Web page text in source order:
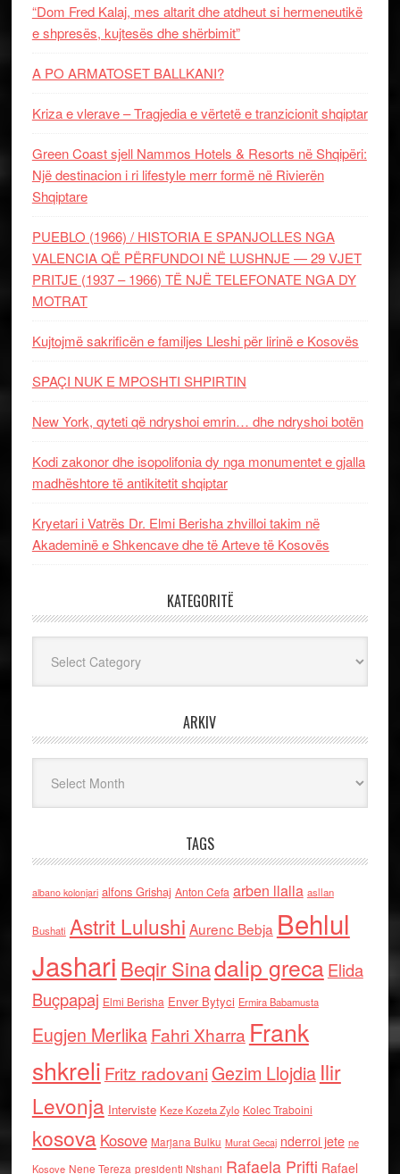
“Dom Fred Kalaj, mes altarit dhe atdheut si hermeneutikë
e shpresës, kujtesës dhe shërbimit”
A PO ARMATOSET BALLKANI?
Kriza e vlerave – Tragjedia e vërtetë e tranzicionit shqiptar
Green Coast sjell Nammos Hotels & Resorts në Shqipëri:
Një destinacion i ri lifestyle merr formë në Rivierën
Shqiptare
PUEBLO (1966) / HISTORIA E SPANJOLLES NGA
VALENCIA QË PËRFUNDOI NË LUSHNJE — 29 VJET
PRITJE (1937 – 1966) TË NJË TELEFONATE NGA DY
MOTRAT
Kujtojmë sakrificën e familjes Lleshi për lirinë e Kosovës
SPAÇI NUK E MPOSHTI SHPIRTIN
New York, qyteti që ndryshoi emrin… dhe ndryshoi botën
Kodi zakonor dhe isopolifonia dy nga monumentet e gjalla
madhështore të antikitetit shqiptar
Kryetari i Vatrës Dr. Elmi Berisha zhvilloi takim në
Akademinë e Shkencave dhe të Arteve të Kosovës
KATEGORITË
ARKIV
TAGS
albano kolonjari alfons Grishaj Anton Cefa arben llalla asllan
Bushati Astrit Lulushi Aurenc Bebja Behlul
Jashari Beqir Sinadalip grecaElida
Buçpapaj Elmi Berisha Enver Bytyci Ermira Babamusta
Eugjen MerlikaFahri Xharra Frank
shkreli Fritz radovaniGezim Llojdia Ilir
Levonja Interviste Keze Kozeta Zylo Kolec Traboini
kosova Kosove Marjana Bulku Murat Gecaj nderroi jete ne
Kosove Nene Tereza presidenti Nishani Rafaela Prifti Rafael